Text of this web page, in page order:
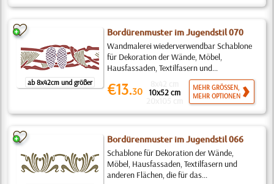
ab 8x42cm und größer
Bordürenmuster im Jugendstil 070
Wandmalerei wiederverwendbar Schablone
für Dekoration der Wände, Möbel,
Hausfassaden, Textilfasern und...
€13.30 10x52 cm
MEHR GRÖSSEN,
MEHR OPTIONEN
Bordürenmuster im Jugendstil 066
Schablone für Dekoration der Wände,
Möbel, Hausfassaden, Textilfasern und
anderen Flächen, die für das...